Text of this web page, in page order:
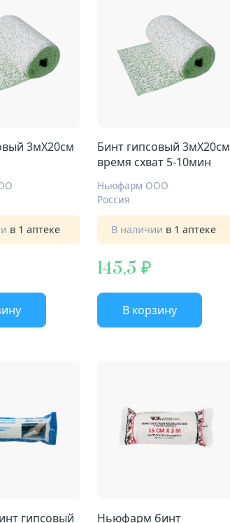
3мX20см
в 1 аптеке
Бинт гипсовый 3мX20см
время схват 5-10мин
Ньюфарм ООО
Россия
В наличии в 1 аптеке
145,5
В корзину
гипсовый
Ньюфарм бинт